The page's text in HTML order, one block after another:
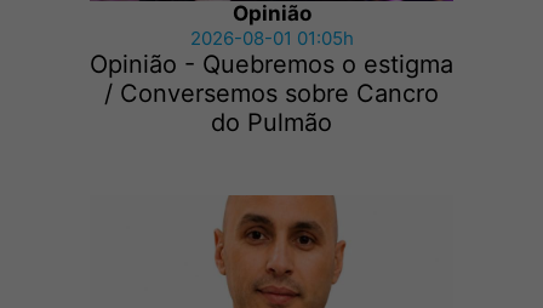
Opinião
2026-08-01 01:05h
Opinião - Quebremos o estigma
/ Conversemos sobre Cancro
do Pulmão